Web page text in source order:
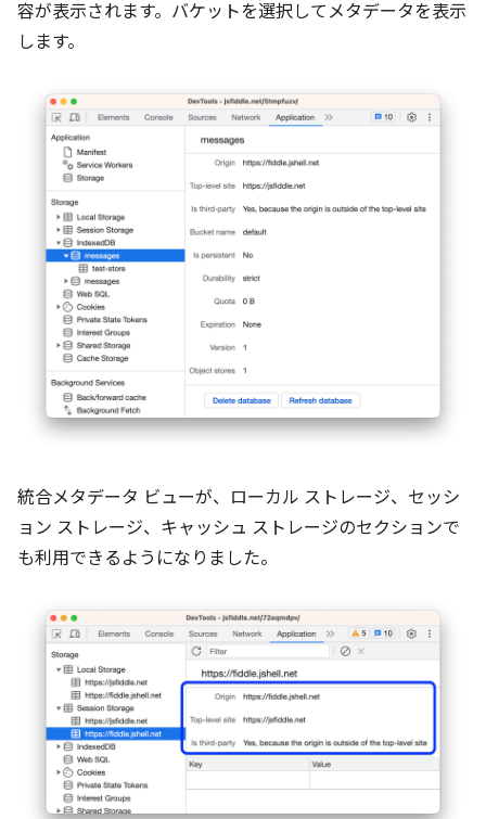
容が表示されます。バケットを選択してメタデータを表示
します。
統合メタデータ ビューが、ローカル ストレージ、セッシ
ョン ストレージ、キャッシュ ストレージのセクションで
も利用できるようになりました。